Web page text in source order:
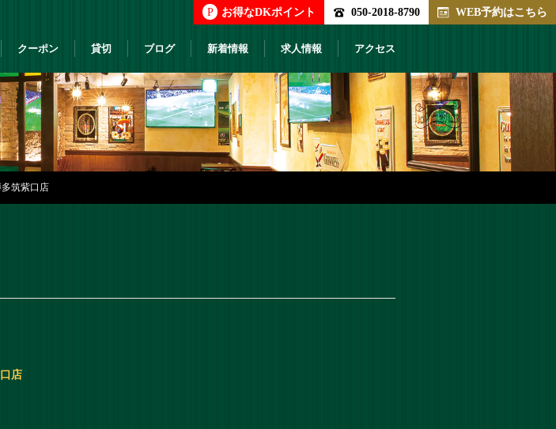
P お得なDKポイント 050-2018-8790 WEB予約はこちら
クーポン 貸切 ブログ 新着情報 求人情報 アクセス
筑紫口店
店